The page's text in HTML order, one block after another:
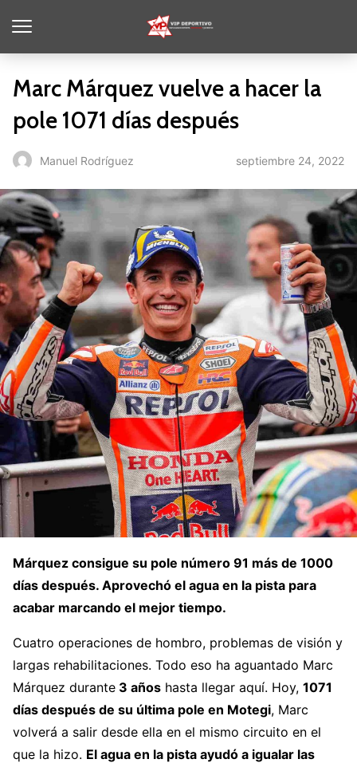
Marc Márquez vuelve a hacer la
pole 1071 días después
Manuel Rodríguez septiembre 24, 2022
Márquez consigue su pole número 91 más de 1000
días después. Aprovechó el agua en la pista para
acabar marcando el mejor tiempo.
Cuatro operaciones de hombro, problemas de visión y
largas rehabilitaciones. Todo eso ha aguantado Marc
Márquez durante 3 años hasta llegar aquí. Hoy, 1071
días después de su última pole en Motegi, Marc
volverá a salir desde ella en el mismo circuito en el
que la hizo. El agua en la pista ayudó a igualar las